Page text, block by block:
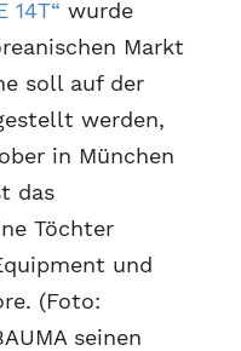
14T“ wurde
Markt
soll auf der
werden,
in München
das
Töchter
und
(Foto:
seinen